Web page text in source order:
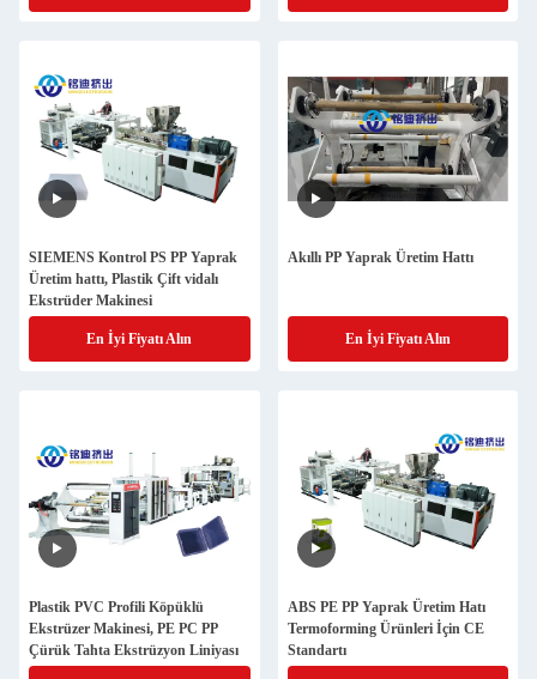
SIEMENS Kontrol PS PP Yaprak
Üretim hattı, Plastik Çift vidalı
Ekstrüder Makinesi
En İyi Fiyatı Alın
Akıllı PP Yaprak Üretim Hattı
En İyi Fiyatı Alın
Plastik PVC Profili Köpüklü
Ekstrüzer Makinesi, PE PC PP
Çürük Tahta Ekstrüzyon Liniyası
ABS PE PP Yaprak Üretim Hatı
Termoforming Ürünleri İçin CE
Standartı